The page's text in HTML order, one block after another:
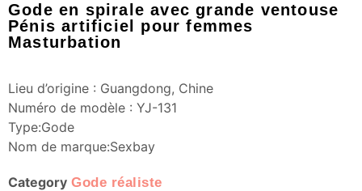
Gode en spirale avec grande ventouse
Pénis artificiel pour femmes
Masturbation
Lieu d’origine : Guangdong, Chine
Numéro de modèle : YJ-131
Type:Gode
Nom de marque:Sexbay
Category Gode réaliste